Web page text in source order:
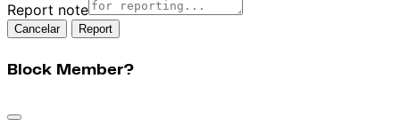
Report note
Report
Block Member?